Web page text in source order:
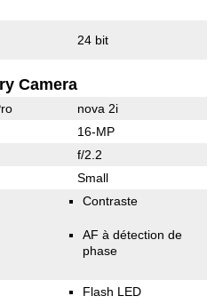
24 bit
Camera
nova 2i
16-MP
f/2.2
Small
Contraste
AF à détection de
phase
Flash LED